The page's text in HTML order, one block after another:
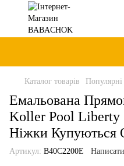
Каталог товарів Популярні
Емальована
Koller Pool Liberty
Ніжки Купуються
Артикул: B40C2200E